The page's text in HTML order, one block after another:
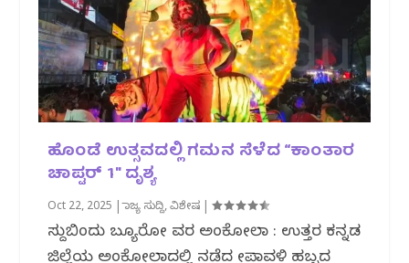
ಹೊಂಡೆ ಉತ್ಸವದಲ್ಲಿ ಗಮನ ಸೆಳೆದ “ಕಾಂತಾರ
ಚಾಪ್ಟರ್ 1″ ದೃಶ್ಯ
Oct 22, 2025 |ರಾಜ್ಯ ಸುದ್ದಿ,ವಿಶೇಷ |
ಸುದ್ದಿಬಿಂದು ಬ್ಯೂರೋ ವರದಿ ಅಂಕೋಲಾ : ಉತ್ತರ ಕನ್ನಡ